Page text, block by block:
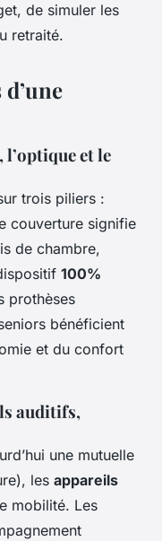
de simuler les
retraité.
et le
trois piliers :
couverture signifie
de chambre,
100%
prothèses
bénéficient
et du confort
auditifs,
une mutuelle
les appareils
mobilité. Les